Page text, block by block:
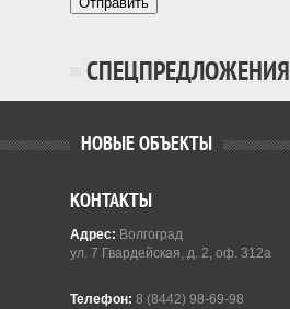
СПЕЦПРЕДЛОЖЕНИЯ
НОВЫЕ ОБЪЕКТЫ
КОНТАКТЫ
Адрес: Волгоград
ул. 7 Гвардейская, д. 2, оф. 312а
Телефон: 8 (8442) 98-69-98